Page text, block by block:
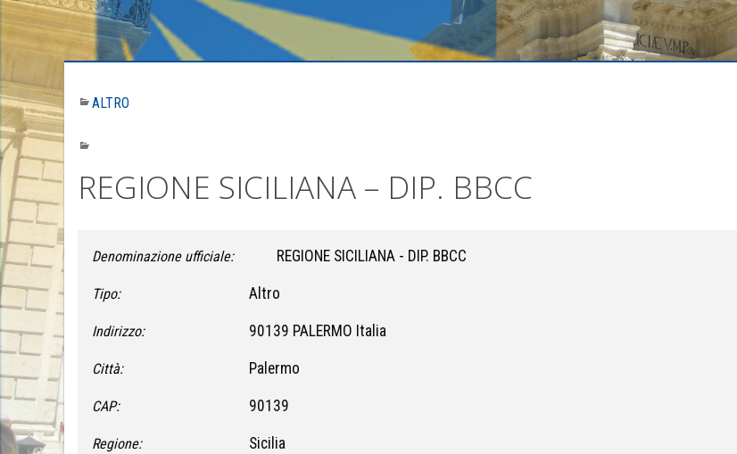
ALTRO
REGIONE SICILIANA – DIP. BBCC
Denominazione ufficiale: REGIONE SICILIANA - DIP. BBCC
Tipo: Altro
Indirizzo: 90139 PALERMO Italia
Città: Palermo
CAP: 90139
Regione: Sicilia